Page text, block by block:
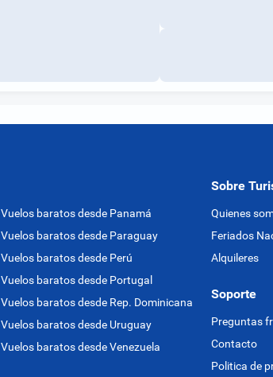
Vuelos baratos desde Panamá
Vuelos baratos desde Paraguay
Vuelos baratos desde Perú
Vuelos baratos desde Portugal
Vuelos baratos desde Rep. Dominicana
Vuelos baratos desde Uruguay
Vuelos baratos desde Venezuela
Sobre
Quienes
Feriados
Alquileres
Soporte
Preguntas
Contacto
Politica de